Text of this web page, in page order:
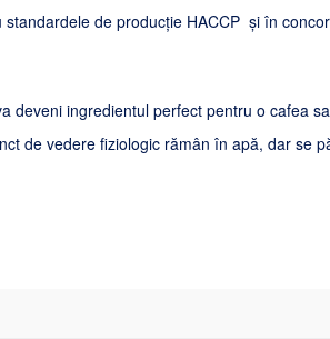
de producție HACCP și în
deveni ingredientul perfect pentru o cafea
de vedere fiziologic rămân în apă, dar